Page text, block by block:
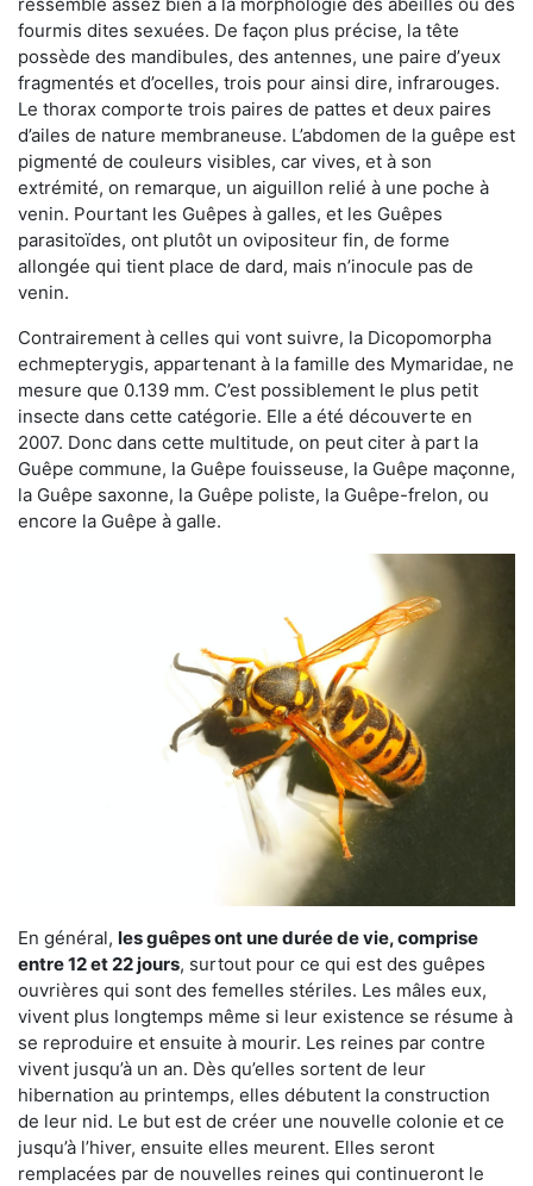
fourmis dites sexuées. De façon plus précise, la tête
possède des mandibules, des antennes, une paire d’yeux
fragmentés et d’ocelles, trois pour ainsi dire, infrarouges.
Le thorax comporte trois paires de pattes et deux paires
d’ailes de nature membraneuse. L’abdomen de la guêpe est
pigmenté de couleurs visibles, car vives, et à son
extrémité, on remarque, un aiguillon relié à une poche à
venin. Pourtant les Guêpes à galles, et les Guêpes
parasitoïdes, ont plutôt un ovipositeur fin, de forme
allongée qui tient place de dard, mais n’inocule pas de
venin.
Contrairement à celles qui vont suivre, la Dicopomorpha
echmepterygis, appartenant à la famille des Mymaridae, ne
mesure que 0.139 mm. C’est possiblement le plus petit
insecte dans cette catégorie. Elle a été découverte en
2007. Donc dans cette multitude, on peut citer à part la
Guêpe commune, la Guêpe fouisseuse, la Guêpe maçonne,
la Guêpe saxonne, la Guêpe poliste, la Guêpe-frelon, ou
encore la Guêpe à galle.
En général, les guêpes ont une durée de vie, comprise
entre 12 et 22 jours, surtout pour ce qui est des guêpes
ouvrières qui sont des femelles stériles. Les mâles eux,
vivent plus longtemps même si leur existence se résume à
se reproduire et ensuite à mourir. Les reines par contre
vivent jusqu’à un an. Dès qu’elles sortent de leur
hibernation au printemps, elles débutent la construction
de leur nid. Le but est de créer une nouvelle colonie et ce
jusqu’à l’hiver, ensuite elles meurent. Elles seront
remplacées par de nouvelles reines qui continueront le